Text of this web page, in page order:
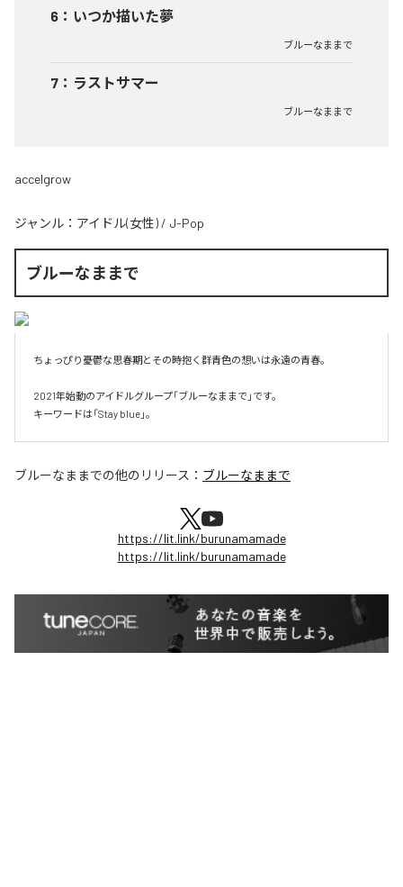
6 ： いつか描いた夢
ブルーなままで
7 ： ラストサマー
ブルーなままで
accelgrow
ジャンル： アイドル(女性) / J-Pop
ブルーなままで
ちょっぴり憂鬱な思春期とその時抱く群青色の想いは永遠の青春。
2021年始動のアイドルグループ「ブルーなままで」です。
キーワードは「Stay blue」。
ブルーなままでの他のリリース： ブルーなままで
https://lit.link/burunamamade
https://lit.link/burunamamade